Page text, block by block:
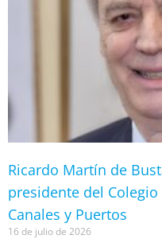
Ricardo Martín de
presidente del
Canales y Puertos
16 de julio de 2026